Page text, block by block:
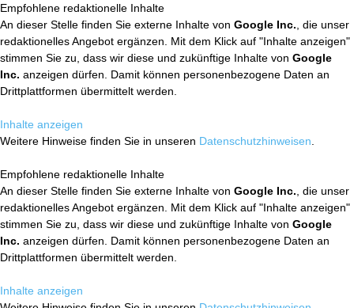
Empfohlene redaktionelle Inhalte
An dieser Stelle finden Sie externe Inhalte von Google Inc. , die unser
redaktionelles Angebot ergänzen. Mit dem Klick auf "Inhalte anzeigen"
stimmen Sie zu, dass wir diese und zukünftige Inhalte von Google
Inc. anzeigen dürfen. Damit können personenbezogene Daten an
Drittplattformen übermittelt werden.
Inhalte anzeigen
Weitere Hinweise finden Sie in unseren Datenschutzhinweisen
Empfohlene redaktionelle Inhalte
An dieser Stelle finden Sie externe Inhalte von Google Inc. , die unser
redaktionelles Angebot ergänzen. Mit dem Klick auf "Inhalte anzeigen"
stimmen Sie zu, dass wir diese und zukünftige Inhalte von Google
Inc. anzeigen dürfen. Damit können personenbezogene Daten an
Drittplattformen übermittelt werden.
Inhalte anzeigen